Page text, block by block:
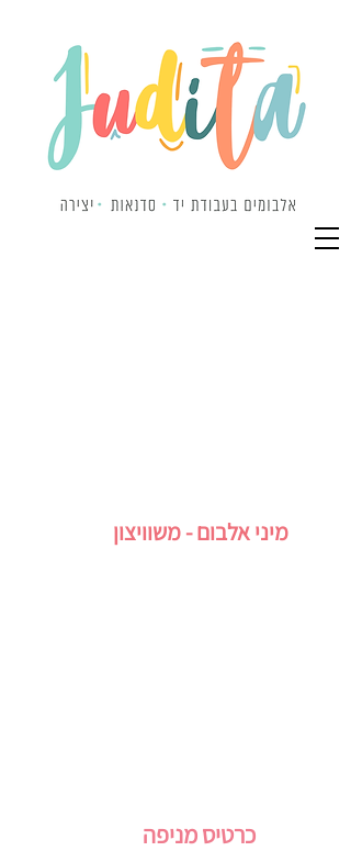
מיני אלבום - משוויצון
כרטיס מניפה